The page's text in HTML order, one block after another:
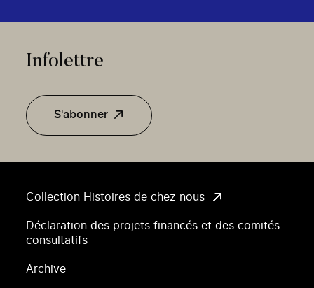
Collection Histoires de chez nous
Déclaration des projets financés et des comités
consultatifs
Archive
Infolettre
S'abonner